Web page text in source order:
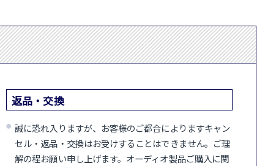
返品・交換
誠に恐れ入りますが、お客様のご都合によりますキャン
セル・返品・交換はお受けすることはできません。ご理
解の程お願い申し上げます。オーディオ製品ご購入に関